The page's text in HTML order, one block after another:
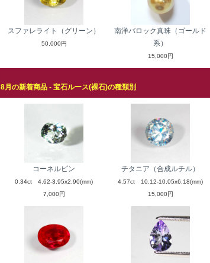
スファレライト（グリーン）
50,000円
南洋バロック真珠（ゴールド
系）
15,000円
8月の新着商品 - 宝石ルース(裸石)の種類別
コーネルピン
0.34ct 4.62-3.95x2.90(mm)
7,000円
チタニア（合成ルチル）
4.57ct 10.12-10.05x6.18(mm)
15,000円